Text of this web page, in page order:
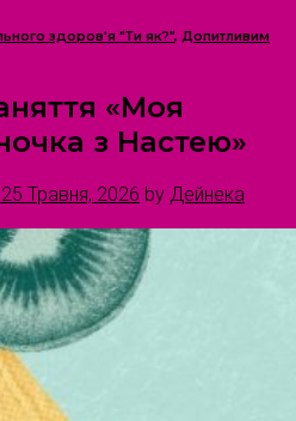
здоров'я "Ти як?", Допитливим
«Моя
з Настею»
25 Травня, 2026 by Дейнека